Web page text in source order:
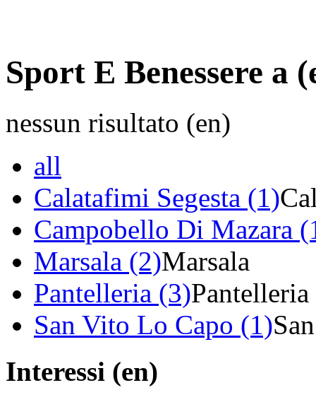
Sport E Benessere a
nessun risultato (en)
all
Calatafimi Segesta (1)
Campobello Di Mazara
Marsala (2)Marsala
Pantelleria (3)Pantelleria
San Vito Lo Capo (1)
Interessi (en)